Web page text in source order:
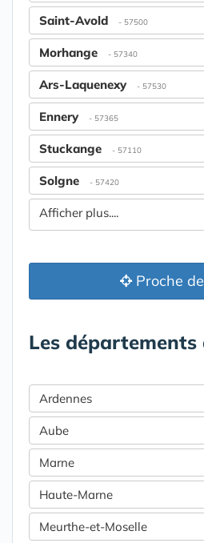
Saint-Avold - 57500
Morhange - 57340
Ars-Laquenexy - 57530
Ennery - 57365
Stuckange - 57110
Solgne - 57420
Afficher plus....
Proche
Les départements
Ardennes
Aube
Marne
Haute-Marne
Meurthe-et-Moselle